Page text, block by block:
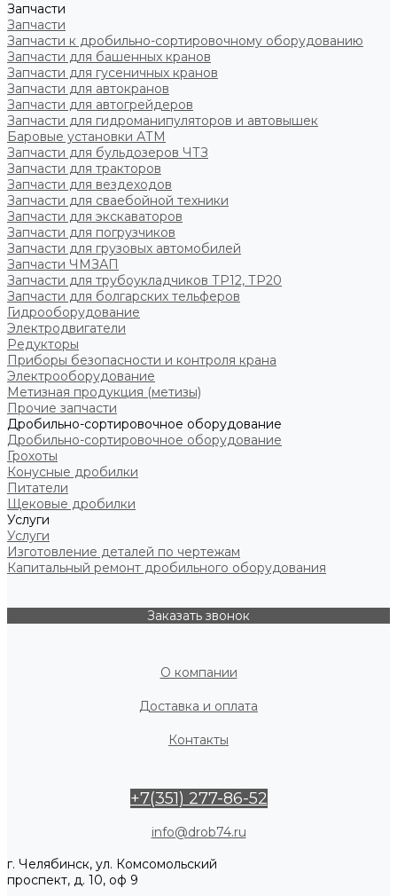
Запчасти
Запчасти
Запчасти к дробильно-сортировочному оборудованию
Запчасти для башенных кранов
Запчасти для гусеничных кранов
Запчасти для автокранов
Запчасти для автогрейдеров
Запчасти для гидроманипуляторов и автовышек
Баровые установки АТМ
Запчасти для бульдозеров ЧТЗ
Запчасти для тракторов
Запчасти для вездеходов
Запчасти для сваебойной техники
Запчасти для экскаваторов
Запчасти для погрузчиков
Запчасти для грузовых автомобилей
Запчасти ЧМЗАП
Запчасти для трубоукладчиков ТР12, ТР20
Запчасти для болгарских тельферов
Гидрооборудование
Электродвигатели
Редукторы
Приборы безопасности и контроля крана
Электрооборудование
Метизная продукция (метизы)
Прочие запчасти
Дробильно-сортировочное оборудование
Дробильно-сортировочное оборудование
Грохоты
Конусные дробилки
Питатели
Щековые дробилки
Услуги
Услуги
Изготовление деталей по чертежам
Капитальный ремонт дробильного оборудования
Заказать звонок
О компании
Доставка и оплата
Контакты
+7(351) 277-86-52
info@drob74.ru
г. Челябинск, ул. Комсомольский
проспект, д. 10, оф 9